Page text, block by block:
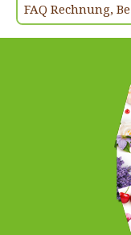
FAQ Rechnung,